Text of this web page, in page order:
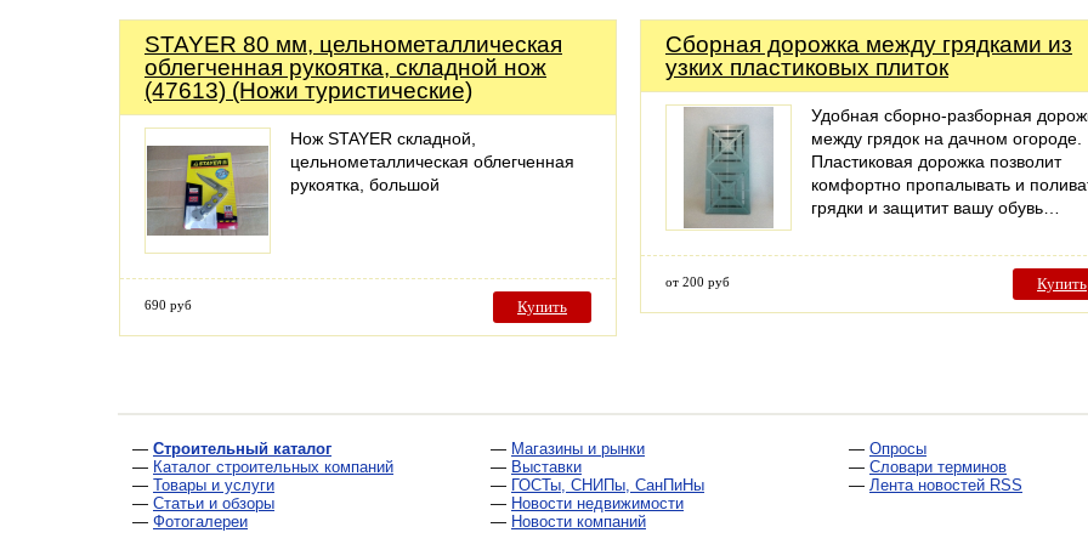
STAYER 80 мм, цельнометаллическая
облегченная рукоятка, складной нож
(47613) (Ножи туристические)
Нож STAYER складной,
цельнометаллическая облегченная
рукоятка, большой
690 руб Купить
Сборная дорожка между грядками из
узких пластиковых плиток
Удобная сборно-разборная
между грядок на дачном огороде.
Пластиковая дорожка позволит
комфортно пропалывать и
грядки и защитит вашу обувь…
от 200 руб Купить
— Строительный каталог
— Каталог строительных компаний
— Товары и услуги
— Статьи и обзоры
— Фотогалереи
— Магазины и рынки
— Выставки
— ГОСТы, СНИПы, СанПиНы
— Новости недвижимости
— Новости компаний
— Опросы
— Словари терминов
— Лента новостей RSS